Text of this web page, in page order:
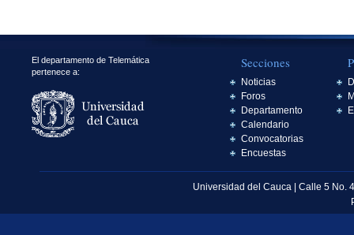
El departamento de Telemática
pertenece a:
Secciones
Noticias
Foros
Departamento
Calendario
Convocatorias
Encuestas
Universidad del Cauca | Calle 5 No.